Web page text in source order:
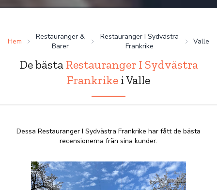
Hem
Restauranger &
Barer
Restauranger I Sydvästra
Frankrike
Valle
De bästa Restauranger I Sydvästra
Frankrike i Valle
Dessa Restauranger I Sydvästra Frankrike har fått de bästa
recensionerna från sina kunder.